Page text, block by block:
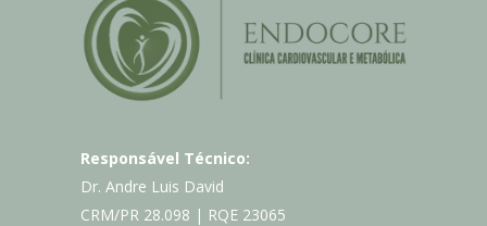
Responsável Técnico:
Dr. Andre Luis David
CRM/PR 28.098 | RQE 23065